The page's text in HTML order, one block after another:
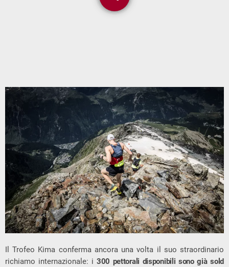
IlTrofeo Kima conferma ancora una volta il suo straordinario
richiamo internazionale: i 300 pettorali disponibili sono già sold